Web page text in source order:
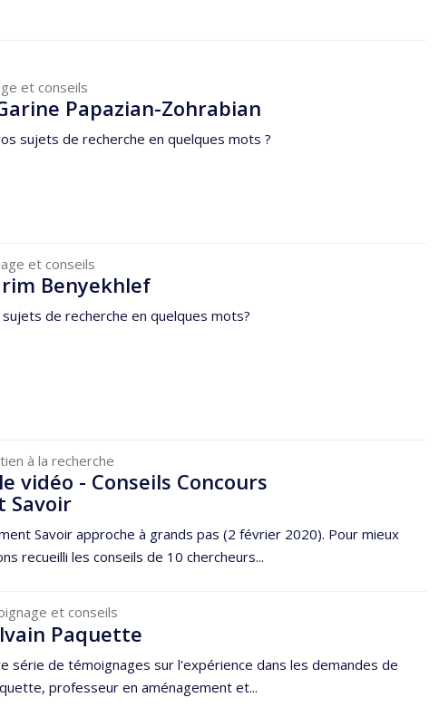
et conseils
Papazian-Zohrabian
sujets de recherche en quelques mots ?
et conseils
Benyekhlef
de recherche en quelques mots?
à la recherche
vidéo - Conseils Concours
Savoir
Savoir approche à grands pas (2 février 2020). Pour mieux
recueilli les conseils de 10 chercheurs...
et conseils
Paquette
série de témoignages sur l'expérience dans les demandes de
professeur en aménagement et...